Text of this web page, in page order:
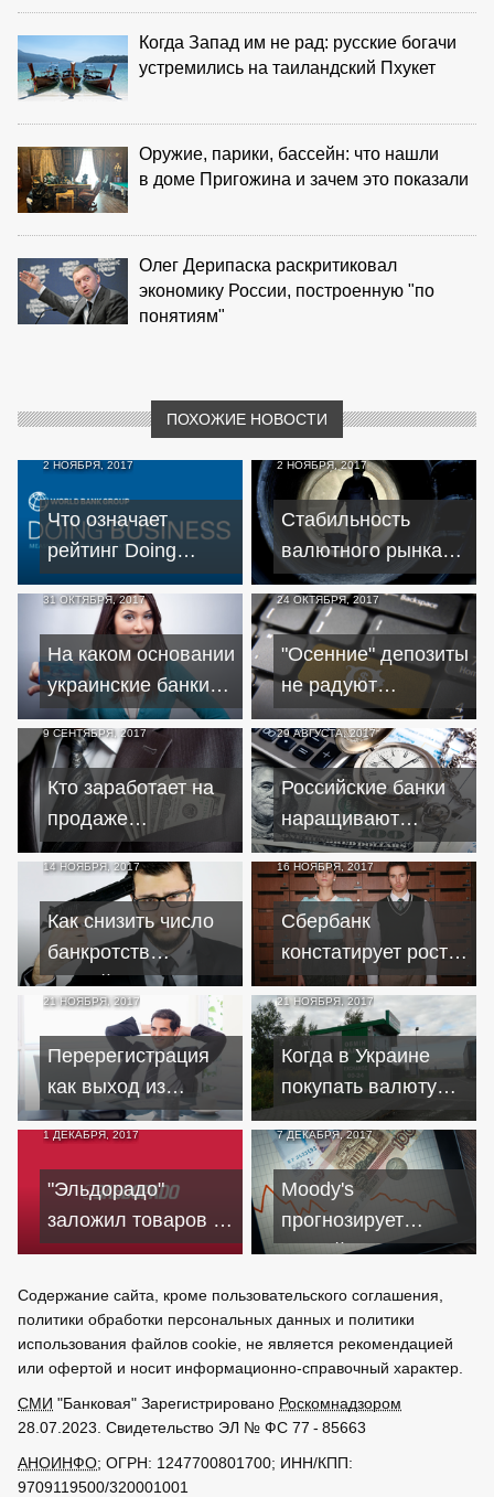
Когда Запад им не рад: русские богачи
устремились на таиландский Пхукет
Оружие, парики, бассейн: что нашли
в доме Пригожина и зачем это показали
Олег Дерипаска раскритиковал
экономику России, построенную "по
понятиям"
ПОХОЖИЕ НОВОСТИ
2 НОЯБРЯ, 2017
Что означает
рейтинг Doing
Business для
Украины?
2 НОЯБРЯ, 2017
Стабильность
валютного рынка
Украины
обеспечивают
"заробитчане"
31 ОКТЯБРЯ, 2017
На каком основании
украинские банки
отказывают
гражданам в
обслуживании
24 ОКТЯБРЯ, 2017
"Осенние" депозиты
не радуют
вкладчиков
ставками
9 СЕНТЯБРЯ, 2017
Кто заработает на
продаже
"Открытия"?
29 АВГУСТА, 2017
Российские банки
наращивают
инвестирование в
ценные бумаги
14 НОЯБРЯ, 2017
Как снизить число
банкротств
российских
компаний
16 НОЯБРЯ, 2017
Сбербанк
констатирует рост
доходов среднего
класса
21 НОЯБРЯ, 2017
Перерегистрация
как выход из
чёрного списка ЦБ
21 НОЯБРЯ, 2017
Когда в Украине
покупать валюту
для поездок за
рубеж
1 ДЕКАБРЯ, 2017
"Эльдорадо"
заложил товаров на
девять миллиардов
7 ДЕКАБРЯ, 2017
Moody's
прогнозирует
российским банкам
Содержание сайта, кроме пользовательского соглашения,
политики обработки персональных данных и политики
использования файлов cookie, не является рекомендацией
или офертой и носит информационно-справочный характер.
СМИ "Банковая" Зарегистрировано Роскомнадзором
28.07.2023. Свидетельство ЭЛ № ФС 77 - 85663
АНОИНФО; ОГРН: 1247700801700; ИНН/КПП:
9709119500/320001001